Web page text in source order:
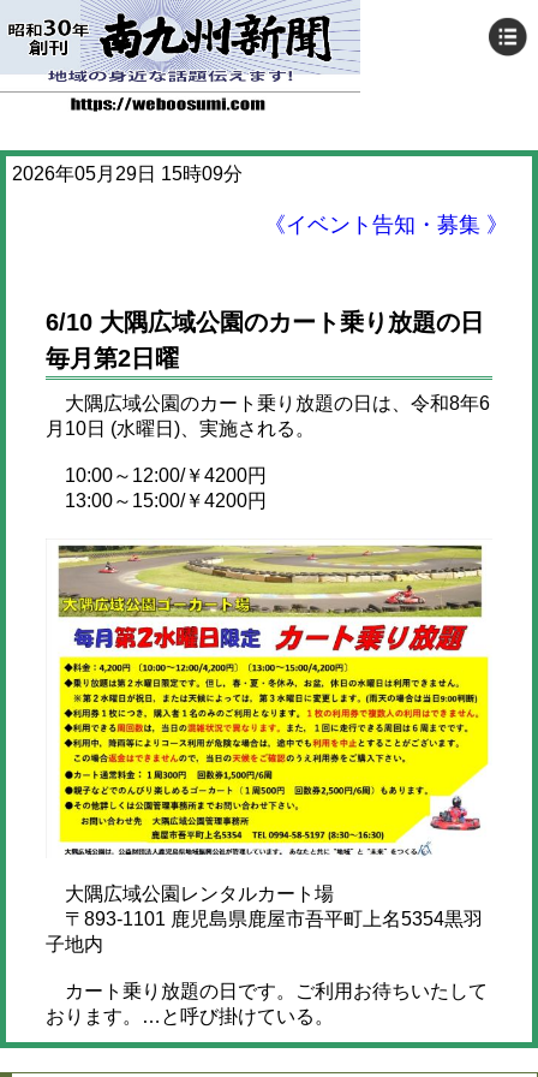
2026年05月29日 15時09分
《イベント告知・募集 》
6/10 大隅広域公園のカート乗り放題の日
毎月第2日曜
大隅広域公園のカート乗り放題の日は、令和8年6
月10日 (水曜日)、実施される。
10:00～12:00/￥4200円
13:00～15:00/￥4200円
大隅広域公園レンタルカート場
〒893-1101 鹿児島県鹿屋市吾平町上名5354黒羽
子地内
カート乗り放題の日です。ご利用お待ちいたして
おります。…と呼び掛けている。